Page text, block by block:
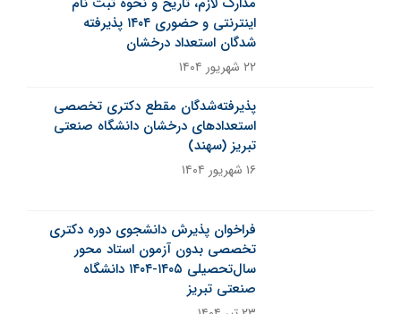
اینترنتی و حضوری ۱۴۰۴ پذیرفته
شدگان استعداد درخشان
۲۲ شهریور ۱۴۰۴
پذیرفته‌شدگان مقطع دکتری تخصصی
استعدادهای درخشان دانشگاه صنعتی
تبریز (سهند)
۱۶ شهریور ۱۴۰۴
فراخوان پذیرش دانشجوی دوره دکتری
تخصصی بدون آزمون استاد محور
سال‌تحصیلی ۱۴۰۵-۱۴۰۴ دانشگاه
صنعتی تبریز